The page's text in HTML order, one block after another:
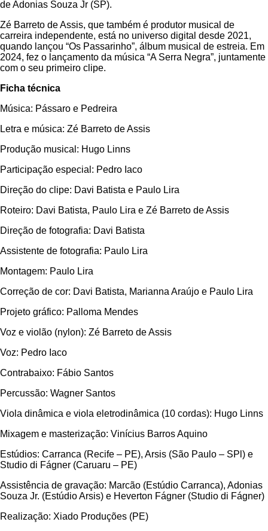
de Adonias Souza Jr (SP).
Zé Barreto de Assis, que também é produtor musical de
carreira independente, está no universo digital desde 2021,
quando lançou “Os Passarinho”, álbum musical de estreia. Em
2024, fez o lançamento da música “A Serra Negra”, juntamente
com o seu primeiro clipe.
Ficha técnica
Música: Pássaro e Pedreira
Letra e música: Zé Barreto de Assis
Produção musical: Hugo Linns
Participação especial: Pedro Iaco
Direção do clipe: Davi Batista e Paulo Lira
Roteiro: Davi Batista, Paulo Lira e Zé Barreto de Assis
Direção de fotografia: Davi Batista
Assistente de fotografia: Paulo Lira
Montagem: Paulo Lira
Correção de cor: Davi Batista, Marianna Araújo e Paulo Lira
Projeto gráfico: Palloma Mendes
Voz e violão (nylon): Zé Barreto de Assis
Voz: Pedro Iaco
Contrabaixo: Fábio Santos
Percussão: Wagner Santos
Viola dinâmica e viola eletrodinâmica (10 cordas): Hugo Linns
Mixagem e masterização: Vinícius Barros Aquino
Estúdios: Carranca (Recife – PE), Arsis (São Paulo – SPl) e
Studio di Fágner (Caruaru – PE)
Assistência de gravação: Marcão (Estúdio Carranca), Adonias
Souza Jr. (Estúdio Arsis) e Heverton Fágner (Studio di Fágner)
Realização: Xiado Produções (PE)